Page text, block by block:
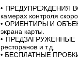
• ПРЕДУПРЕЖДЕНИЯ
камерах контроля
• ОРИЕНТИРЫ И
экрана карты.
• ПРЕДЗАГРУЖЕННЫЕ
ресторанов и т.д.
• БЕСПЛАТНЫЕ ПРОБКИ